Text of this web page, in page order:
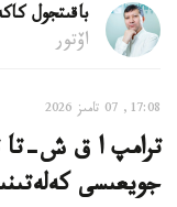
باقىتجول
اۆتور
17:08, 07 تامىز 2026
ترامپ ا ق ش-تا
جويعىسى